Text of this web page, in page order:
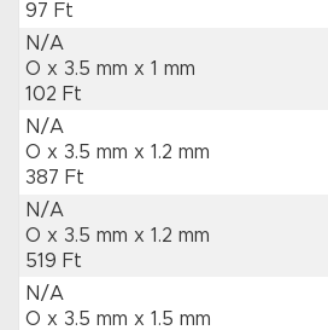
97 Ft
N/A
O x 3.5 mm x 1 mm
102 Ft
N/A
O x 3.5 mm x 1.2 mm
387 Ft
N/A
O x 3.5 mm x 1.2 mm
519 Ft
N/A
O x 3.5 mm x 1.5 mm